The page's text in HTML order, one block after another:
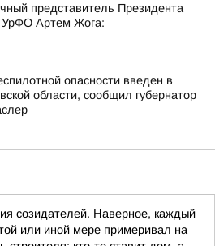
представитель Президента
УрФО Артем Жога:
опасности введен в
области, сообщил губернатор
созидателей. Наверное, каждый
или иной мере примеривал на